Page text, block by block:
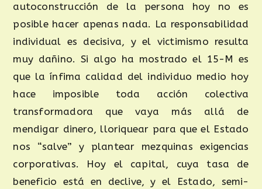
autoconstrucción de la persona hoy no es
posible hacer apenas nada. La responsabilidad
individual es decisiva, y el victimismo resulta
muy dañino. Si algo ha mostrado el 15-M es
que la ínfima calidad del individuo medio hoy
hace imposible toda acción colectiva
transformadora que vaya más allá de
mendigar dinero, lloriquear para que el Estado
nos “salve” y plantear mezquinas exigencias
corporativas. Hoy el capital, cuya tasa de
beneficio está en declive, y el Estado, semi-